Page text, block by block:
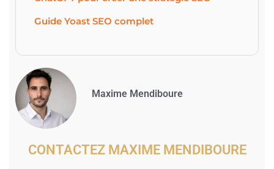
Guide Yoast SEO complet
Maxime Mendiboure
CONTACTEZ MAXIME MENDIBOURE